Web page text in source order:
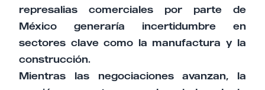
represalias comerciales por parte de
México generaría incertidumbre en
sectores clave como la manufactura y la
construcción.
Mientras las negociaciones avanzan, la